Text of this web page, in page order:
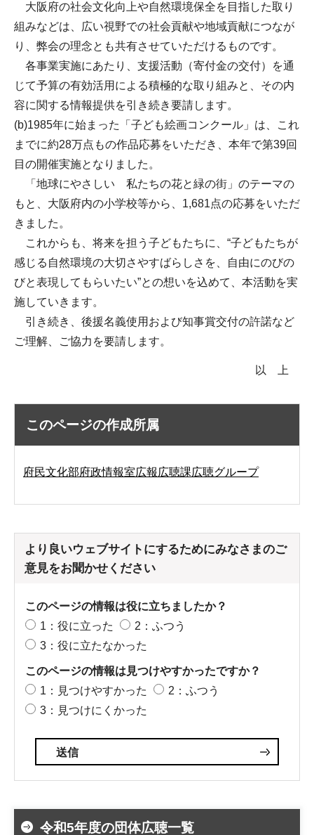
大阪府の社会文化向上や自然環境保全を目指した取り
組みなどは、広い視野での社会貢献や地域貢献につなが
り、弊会の理念とも共有させていただけるものです。
各事業実施にあたり、支援活動（寄付金の交付）を通
じて予算の有効活用による積極的な取り組みと、その内
容に関する情報提供を引き続き要請します。
(b)1985年に始まった「子ども絵画コンクール」は、これ
までに約28万点もの作品応募をいただき、本年で第39回
目の開催実施となりました。
「地球にやさしい 私たちの花と緑の街」のテーマの
もと、大阪府内の小学校等から、1,681点の応募をいただ
きました。
これからも、将来を担う子どもたちに、“子どもたちが
感じる自然環境の大切さやすばらしさを、自由にのびの
びと表現してもらいたい”との想いを込めて、本活動を実
施していきます。
引き続き、後援名義使用および知事賞交付の許諾など
ご理解、ご協力を要請します。
以 上
このページの作成所属
府民文化部府政情報室広報広聴課広聴グループ
より良いウェブサイトにするためにみなさまのご
意見をお聞かせください
このページの情報は役に立ちましたか？
1：役に立った
2：ふつう
3：役に立たなかった
このページの情報は見つけやすかったですか？
1：見つけやすかった
2：ふつう
3：見つけにくかった
令和5年度の団体広聴一覧